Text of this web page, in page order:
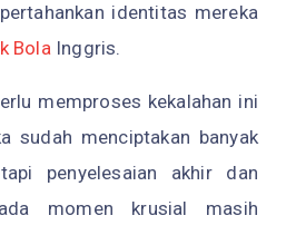
identitas mereka
BolaInggris.
memproses kekalahan ini
sudah menciptakan banyak
penyelesaian akhir dan
momen krusial masih